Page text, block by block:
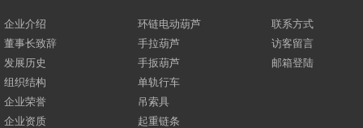
企业介绍
董事长致辞
发展历史
组织结构
企业荣誉
企业资质
环链电动葫芦
手拉葫芦
手扳葫芦
单轨行车
吊索具
起重链条
联系方式
访客留言
邮箱登陆